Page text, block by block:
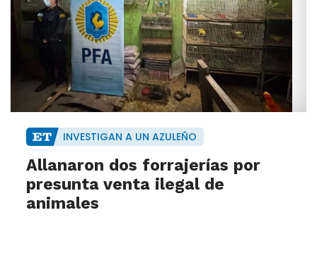
INVESTIGAN A UN AZULEÑO
Allanaron dos forrajerías por
presunta venta ilegal de
animales